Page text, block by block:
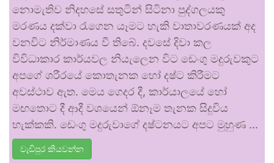
නොමැතිව නිදහසේ සතුටින් සිටිනා පුද්ගලයකු
මරණය දක්වා රැගෙන යෑමට හැකි වාතාවරණයක් අද
වනවිට නිර්මාණය වී තිබේ. දවසේ දිවා කල
විවිධාකාර කාර්යවල නියැලෙන විට ඩෙංගු මදුරුවකුට
අපගේ ශරීරයේ කොතැනක හෝ දෂ්ට කිරීමට
අවස්ථාව ඇත. මෙය ගෙදර දී, කාර්යාලයේ හෝ
මඟතොට දී ආදී වශයෙන් ඕනෑම තැනක සිදුවිය
හැක්කකි. ඩෙංගු මදුරුවාගේ දෂ්ටනයට අපට මුහුණ …
වැඩිපුර කියවන්න